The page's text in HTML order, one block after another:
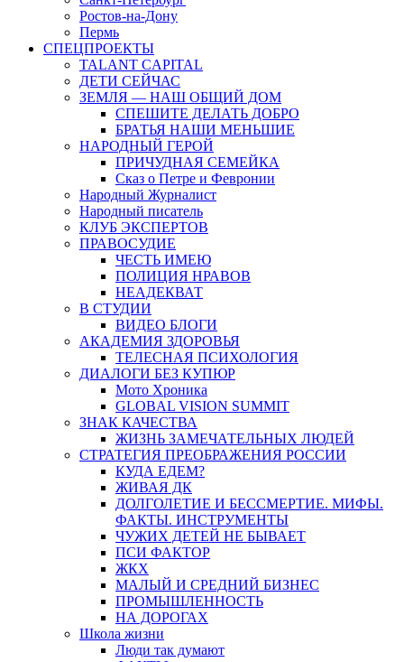
Ростов-на-Дону
Пермь
СПЕЦПРОЕКТЫ
TALANT CAPITAL
ДЕТИ СЕЙЧАС
ЗЕМЛЯ — НАШ ОБЩИЙ ДОМ
СПЕШИТЕ ДЕЛАТЬ ДОБРО
БРАТЬЯ НАШИ МЕНЬШИЕ
НАРОДНЫЙ ГЕРОЙ
ПРИЧУДНАЯ СЕМЕЙКА
Сказ о Петре и Февронии
Народный Журналист
Народный писатель
КЛУБ ЭКСПЕРТОВ
ПРАВОСУДИЕ
ЧЕСТЬ ИМЕЮ
ПОЛИЦИЯ НРАВОВ
НЕАДЕКВАТ
В СТУДИИ
ВИДЕО БЛОГИ
АКАДЕМИЯ ЗДОРОВЬЯ
ТЕЛЕСНАЯ ПСИХОЛОГИЯ
ДИАЛОГИ БЕЗ КУПЮР
Мото Хроника
GLOBAL VISION SUMMIT
ЗНАК КАЧЕСТВА
ЖИЗНЬ ЗАМЕЧАТЕЛЬНЫХ ЛЮДЕЙ
СТРАТЕГИЯ ПРЕОБРАЖЕНИЯ РОССИИ
КУДА ЕДЕМ?
ЖИВАЯ ДК
ДОЛГОЛЕТИЕ И БЕССМЕРТИЕ. МИФЫ.
ФАКТЫ. ИНСТРУМЕНТЫ
ЧУЖИХ ДЕТЕЙ НЕ БЫВАЕТ
ПСИ ФАКТОР
ЖКХ
МАЛЫЙ И СРЕДНИЙ БИЗНЕС
ПРОМЫШЛЕННОСТЬ
НА ДОРОГАХ
Школа жизни
Люди так думают